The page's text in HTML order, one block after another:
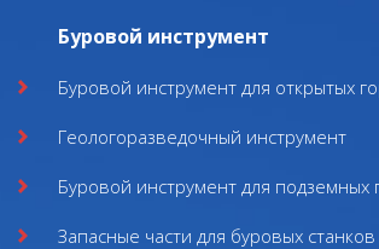
Буровой инструмент
Буровой инструмент для открытых
Геологоразведочный инструмент
Буровой инструмент для подземных
Запасные части для буровых станков